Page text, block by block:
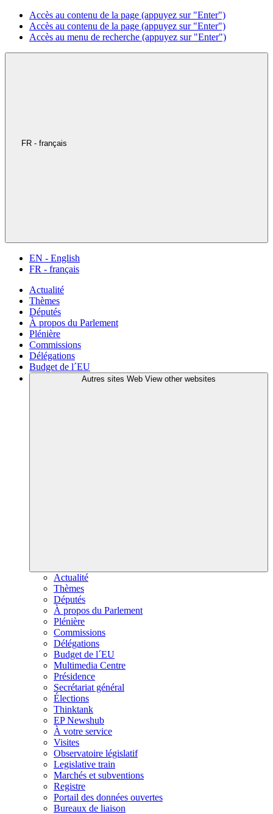
Accès au contenu de la page (appuyez sur "Enter")
Accès au contenu de la page (appuyez sur "Enter")
Accès au menu de recherche (appuyez sur "Enter")
FR - français
EN - English
FR - français
Actualité
Thèmes
Députés
À propos du Parlement
Plénière
Commissions
Délégations
Budget de l´EU
Autres sites Web View other websites
Actualité
Thèmes
Députés
À propos du Parlement
Plénière
Commissions
Délégations
Budget de l´EU
Multimedia Centre
Présidence
Secrétariat général
Élections
Thinktank
EP Newshub
À votre service
Visites
Observatoire législatif
Legislative train
Marchés et subventions
Registre
Portail des données ouvertes
Bureaux de liaison